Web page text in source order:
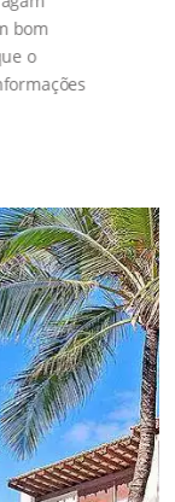
na
que tragam
um bom
que o
e informações